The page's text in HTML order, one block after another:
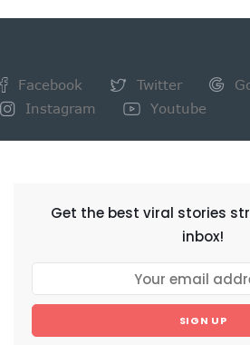
Facebook Twitter
Instagram
Youtube
Get the best viral stories
inbox!
SIGN UP